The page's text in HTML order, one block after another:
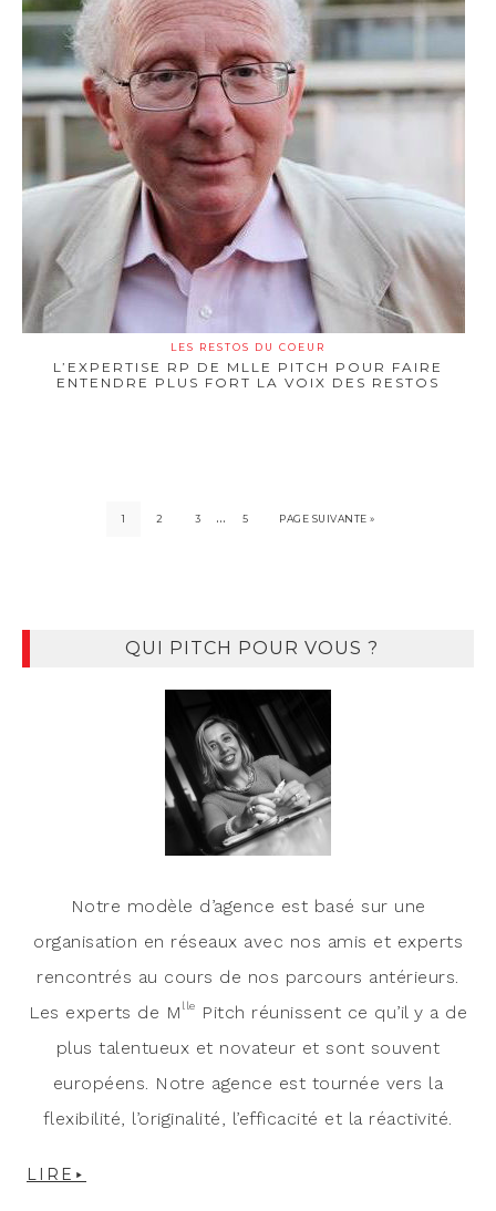
LES RESTOS DU COEUR
L’EXPERTISE RP DE MLLE PITCH POUR FAIRE
ENTENDRE PLUS FORT LA VOIX DES RESTOS
1 2 3 … 5 PAGE SUIVANTE »
QUI PITCH POUR VOUS ?
Notre modèle d’agence est basé sur une
organisation en réseaux avec nos amis et experts
rencontrés au cours de nos parcours antérieurs.
Les experts de M lle
Pitch réunissent ce qu’il y a de
plus talentueux et novateur et sont souvent
européens. Notre agence est tournée vers la
flexibilité, l’originalité, l’efficacité et la réactivité.
LIRE